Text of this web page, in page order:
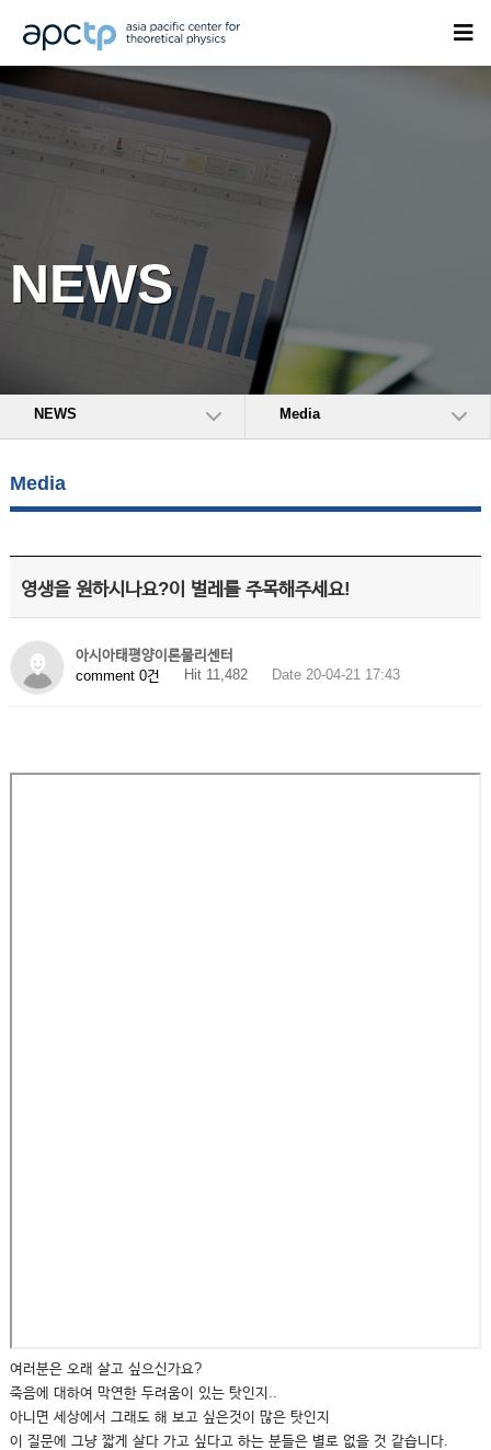
NEWS
NEWS Media
Media
영생을 원하시나요?이 벌레를 주목해주세요!
아시아태평양이론물리센터
comment 0건
Hit 11,482 Date 20-04-21 17:43
여러분은 오래 살고 싶으신가요?
죽음에 대하여 막연한 두려움이 있는 탓인지..
아니면 세상에서 그래도 해 보고 싶은것이 많은 탓인지
이 질문에 그냥 짧게 살다 가고 싶다고 하는 분들은 별로 없을 것 같습니다.